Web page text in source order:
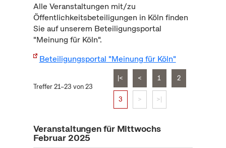
Alle Veranstaltungen mit/zu
Öffentlichkeitsbeteiligungen in Köln finden
Sie auf unserem Beteiligungsportal
"Meinung für Köln".
Beteiligungsportal "Meinung für Köln"
Treffer 21–23 von 23
|< < 1 2
3 > >|
Veranstaltungen für Mittwochs
Februar 2025